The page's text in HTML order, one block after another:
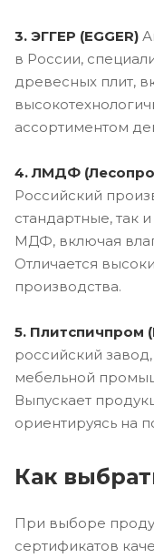
3. ЭГГЕР (EGGER)
в России,
древесных плит,
ассортиментом
4. ЛМДФ
Российский
стандартные, так
МДФ, включая
Отличается
производства.
5. Плитспичпром
российский
мебельной
Выпускает
ориентируясь на
Как
При выборе
сертификатов